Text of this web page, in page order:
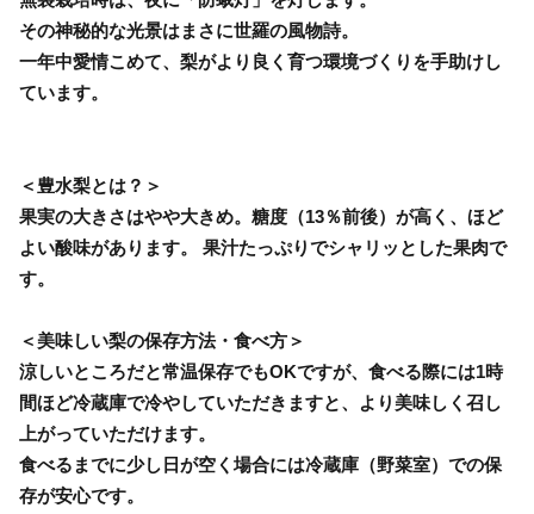
その神秘的な光景はまさに世羅の風物詩。
一年中愛情こめて、梨がより良く育つ環境づくりを手助けし
ています。
＜豊水梨とは？＞
果実の大きさはやや大きめ。糖度（13％前後）が高く、ほど
よい酸味があります。 果汁たっぷりでシャリッとした果肉で
す。
＜美味しい梨の保存方法・食べ方＞
涼しいところだと常温保存でもOKですが、食べる際には1時
間ほど冷蔵庫で冷やしていただきますと、より美味しく召し
上がっていただけます。
食べるまでに少し日が空く場合には冷蔵庫（野菜室）での保
存が安心です。